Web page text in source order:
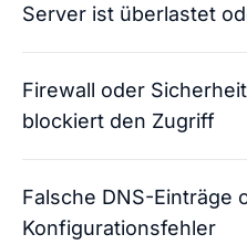
Server ist überlastet
Firewall oder
blockiert den Zugriff
Falsche DNS-Einträge
Konfigurationsfehler